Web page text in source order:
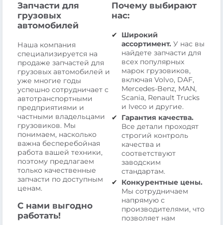
Запчасти для
грузовых
автомобилей
Наша компания
специализируется на
продаже запчастей для
грузовых автомобилей и
уже многие годы
успешно сотрудничает с
автотранспортными
предприятиями и
частными владельцами
грузовиков. Мы
понимаем, насколько
важна бесперебойная
работа вашей техники,
поэтому предлагаем
только качественные
запчасти по доступным
ценам.
С нами выгодно
работать!
Почему выбирают
нас:
Широкий
ассортимент. У нас вы
найдете запчасти для
всех популярных
марок грузовиков,
включая Volvo, DAF,
Mercedes-Benz, MAN,
Scania, Renault Trucks
и Iveco и другие.
Гарантия качества.
Все детали проходят
строгий контроль
качества и
соответствуют
заводским
стандартам.
Конкурентные цены.
Мы сотрудничаем
напрямую с
производителями, что
позволяет нам